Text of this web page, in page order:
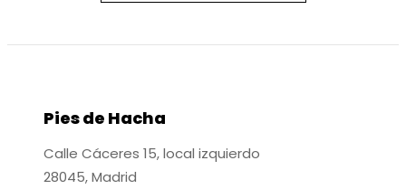
Pies de Hacha
Calle Cáceres 15, local izquierdo
28045, Madrid